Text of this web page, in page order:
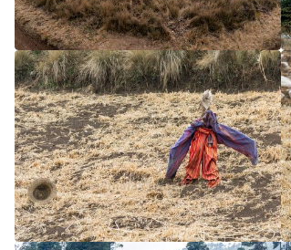
5/5
5/5